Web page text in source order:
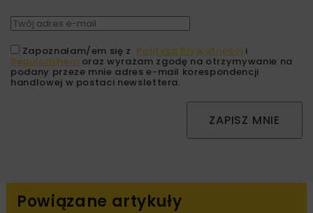
Zapoznałam/em się z Polityką Prywatności i
Regulaminem oraz wyrażam zgodę na otrzymywanie na
podany przeze mnie adres e-mail korespondencji
handlowej w postaci newslettera.
ZAPISZ MNIE
Powiązane artykuły